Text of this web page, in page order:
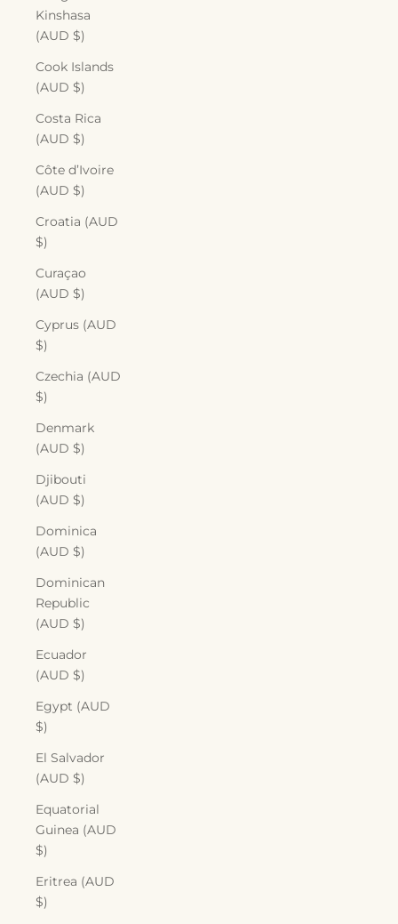
Kinshasa
(AUD $)
Cook Islands
(AUD $)
Costa Rica
(AUD $)
Côte d’Ivoire
(AUD $)
Croatia (AUD
$)
Curaçao
(AUD $)
Cyprus (AUD
$)
Czechia (AUD
$)
Denmark
(AUD $)
Djibouti
(AUD $)
Dominica
(AUD $)
Dominican
Republic
(AUD $)
Ecuador
(AUD $)
Egypt (AUD
$)
El Salvador
(AUD $)
Equatorial
Guinea (AUD
$)
Eritrea (AUD
$)